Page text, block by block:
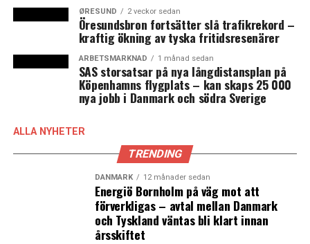
ØRESUND 2 veckor sedan
Öresundsbron fortsätter slå trafikrekord –
kraftig ökning av tyska fritidsresenärer
ARBETSMARKNAD 1 månad sedan
SAS storsatsar på nya långdistansplan på
Köpenhamns flygplats – kan skaps 25 000
nya jobb i Danmark och södra Sverige
ALLA NYHETER
TRENDING
DANMARK 12 månader sedan
Energiö Bornholm på väg mot att
förverkligas – avtal mellan Danmark
och Tyskland väntas bli klart innan
årsskiftet